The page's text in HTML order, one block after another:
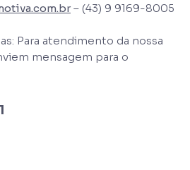
– (43) 9 9169-8005
Para atendimento da nossa
mensagem para o